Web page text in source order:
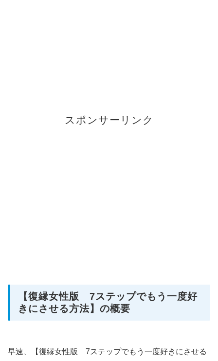
スポンサーリンク
【復縁女性版 7ステップでもう一度好
きにさせる方法】の概要
早速、【復縁女性版 7ステップでもう一度好きにさせる